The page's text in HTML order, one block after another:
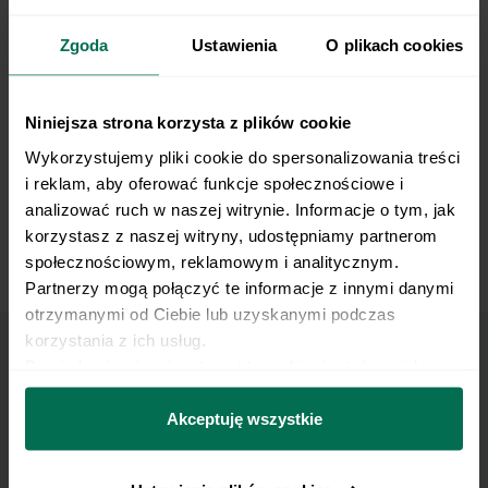
Zgoda Ustawienia O plikach cookies
Niniejsza strona korzysta z plików cookie
Wykorzystujemy pliki cookie do spersonalizowania treści
i reklam, aby oferować funkcje społecznościowe i
analizować ruch w naszej witrynie. Informacje o tym, jak
korzystasz z naszej witryny, udostępniamy partnerom
społecznościowym, reklamowym i analitycznym.
Partnerzy mogą połączyć te informacje z innymi danymi
otrzymanymi od Ciebie lub uzyskanymi podczas
korzystania z ich usług.
można się z nami skontaktować i w jaki sposób
przetwarzamy dane osobowe w ramach
prywatności.
Akceptuję wszystkie
Spacer małpki
Marzy Ci się osiągnięcie
płaskiego brzucha?
Pobierz zestaw 10 najskuteczniejszych ćwiczeń na